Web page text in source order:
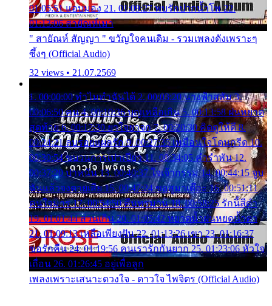
01:05:51 แอบมอง 21. 01:09:27 พบรักปากน้ำโพ 22.
01:13:06 สายัณห์เมา
" สายัณห์ สัญญา " ขวัญใจคนเดิม - รวมเพลงดังเพราะๆ
ซึ้งๆ (Official Audio)
32 views • 21.07.2569
1. 00:00:00 ทำไมทำฉันได้ 2. 00:03:20 นางฟ้าสลัม 3.
00:06:50 คน 4. 00:10:36 บุญเหลือเกิน 5. 00:13:58 ฝนหยาด
สุดท้าย 6. 00:17:30 ยาใจยาจก 7. 00:20:30 คิดดูให้ดี 8.
00:24:21 ลบรอยแผลรัก 9. 00:27:35 เหมือนใจโดนกรีด 10.
00:30:54 ขบวนการเปาเปียว 11. 00:34:05 คำรำพัน 12.
00:37:20 ปาหนัน 13. 00:40:37 ใจเจ้ากรรม 14. 00:44:15 จูบ
ฉันแล้วจงตายเสีย 15. 00:47:24 ขอสูมาเต๊อะ 16. 00:51:11
คนใจมาร 17. 00:54:50 คืนทรมาน 18. 00:58:25 รักนี้สีดำ
19. 01:01:44 ส่วนเกิน 20. 01:05:42 หยาดน้ำฝนหยดน้ำตา
21. 01:09:13 เหลือเพียงฝัน 22. 01:13:26 เขา 23. 01:16:37
ขอรักคืน 24. 01:19:56 คนเรารักกันยาก 25. 01:23:06 หัวใจ
เถื่อน 26. 01:26:45 อยู่เพื่อลูก
เพลงเพราะเสนาะดวงใจ - ดาวใจ ไพจิตร (Official Audio)